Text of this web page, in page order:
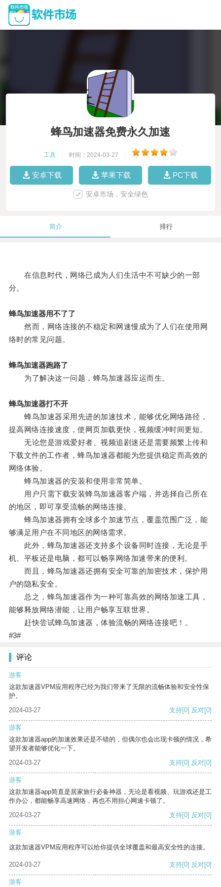
蜂鸟加速器免费永久加速
工具 时间：2024-03-27
安卓下载 苹果下载 PC下载
安卓市场，安全绿色
简介 排行
在信息时代，网络已成为人们生活中不可缺少的一部
分。
蜂鸟加速器用不了了
然而，网络连接的不稳定和网速慢成为了人们在使用网
络时的常见问题。
蜂鸟加速器跑路了
为了解决这一问题，蜂鸟加速器应运而生。
蜂鸟加速器打不开
蜂鸟加速器采用先进的加速技术，能够优化网络路径，
提高网络连接速度，使网页加载更快，视频缓冲时间更短。
无论您是游戏爱好者、视频追剧迷还是需要频繁上传和
下载文件的工作者，蜂鸟加速器都能为您提供稳定而高效的
网络体验。
蜂鸟加速器的安装和使用非常简单。
用户只需下载安装蜂鸟加速器客户端，并选择自己所在
的地区，即可享受流畅的网络连接。
蜂鸟加速器拥有全球多个加速节点，覆盖范围广泛，能
够满足用户在不同地区的网络需求。
此外，蜂鸟加速器还支持多个设备同时连接，无论是手
机、平板还是电脑，都可以畅享网络加速带来的便利。
而且，蜂鸟加速器还拥有安全可靠的加密技术，保护用
户的隐私安全。
总之，蜂鸟加速器作为一种可靠高效的网络加速工具，
能够释放网络潜能，让用户畅享互联世界。
赶快尝试蜂鸟加速器，体验流畅的网络连接吧！。
#3#
评论
游客
这款加速器VPM应用程序已经为我们带来了无限的流畅体验和安全性保
护。
2024-03-27
支持[0] 反对[0]
游客
这款加速器app的加速效果还是不错的，但偶尔也会出现卡顿的情况，希
望开发者能够优化一下。
2024-03-27
支持[0] 反对[0]
游客
这款加速器app简直是居家旅行必备神器，无论是看视频、玩游戏还是工
作办公，都能畅享高速网络，再也不用担心网速卡顿了。
2024-03-27
支持[0] 反对[0]
游客
这款加速器VPM应用程序可以给你提供全球覆盖和最高安全性的连接。
2024-03-27 支持[0] 反对[0]
游客